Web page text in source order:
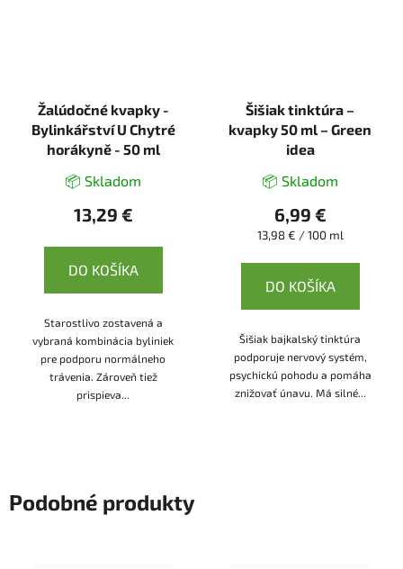
Žalúdočné kvapky -
Bylinkářství U Chytré
horákyně - 50 ml
📦 Skladom
13,29 €
DO KOŠÍKA
Starostlivo zostavená a
vybraná kombinácia byliniek
pre podporu normálneho
trávenia. Zároveň tiež
prispieva...
Šišiak tinktúra –
kvapky 50 ml – Green
idea
📦 Skladom
6,99 €
Jednotková
13,98 € / 100 ml
DO KOŠÍKA
Šišiak bajkalský tinktúra
podporuje nervový systém,
psychickú pohodu a pomáha
znižovať únavu. Má silné...
Podobné produkty